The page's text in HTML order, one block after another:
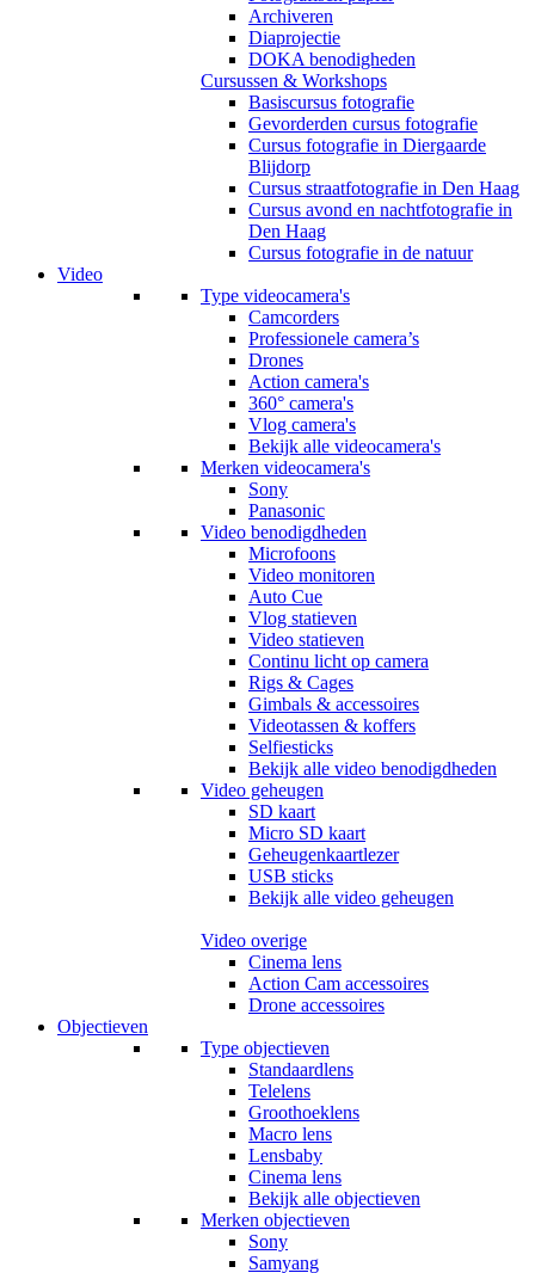
Archiveren
Diaprojectie
DOKA benodigheden
Cursussen & Workshops
Basiscursus fotografie
Gevorderden cursus fotografie
Cursus fotografie in Diergaarde
Blijdorp
Cursus straatfotografie in Den Haag
Cursus avond en nachtfotografie in
Den Haag
Cursus fotografie in de natuur
Video
Type videocamera's
Camcorders
Professionele camera’s
Drones
Action camera's
360° camera's
Vlog camera's
Bekijk alle videocamera's
Merken videocamera's
Sony
Panasonic
Video benodigdheden
Microfoons
Video monitoren
Auto Cue
Vlog statieven
Video statieven
Continu licht op camera
Rigs & Cages
Gimbals & accessoires
Videotassen & koffers
Selfiesticks
Bekijk alle video benodigdheden
Video geheugen
SD kaart
Micro SD kaart
Geheugenkaartlezer
USB sticks
Bekijk alle video geheugen
Video overige
Cinema lens
Action Cam accessoires
Drone accessoires
Objectieven
Type objectieven
Standaardlens
Telelens
Groothoeklens
Macro lens
Lensbaby
Cinema lens
Bekijk alle objectieven
Merken objectieven
Sony
Samyang